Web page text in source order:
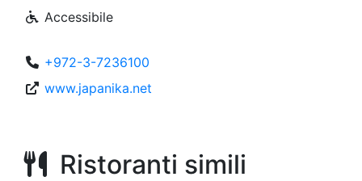
Accessibile
+972-3-7236100
www.japanika.net
Ristoranti simili